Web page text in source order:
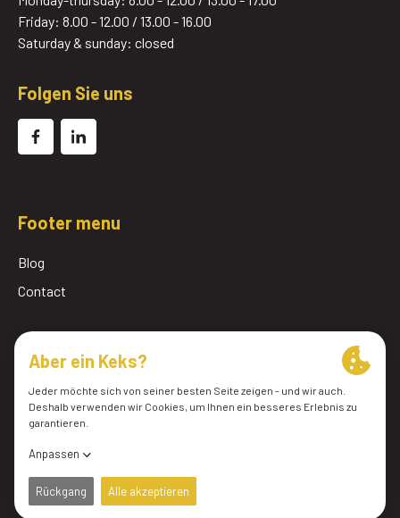
Friday: 8.00 - 12.00 / 13.00 - 16.00
Saturday & sunday: closed
Folgen Sie uns
Footer menu
Blog
Contact
Allgemeine Geschäftsbedingungen
Politique de confidentialité
Cookie-Einstellungen
Website von